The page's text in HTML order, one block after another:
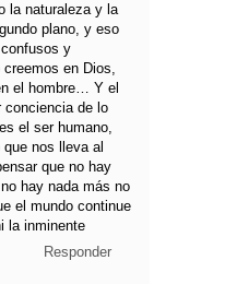
la naturaleza y la
plano, y eso
y
en Dios,
el hombre… Y el
conciencia de lo
el ser humano,
nos lleva al
que no hay
hay nada más no
el mundo continue
la inminente
Responder